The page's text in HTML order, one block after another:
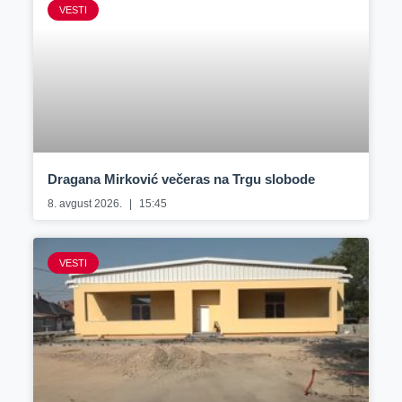
VESTI
Dragana Mirković večeras na Trgu slobode
8. avgust 2026. 15:45
VESTI